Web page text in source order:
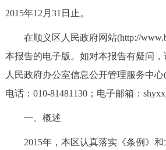
中介服务
政民互动
12345网上接诉即办 我要咨询
2015年12月31日止。
在顺义区人民政府网站(http://
本报告的电子版。如对本报告有疑问
人民政府办公室信息公开管理服务中心
电话：010-81481130；电子邮箱：
一、概述
2015年，本区认真落实《条例》和